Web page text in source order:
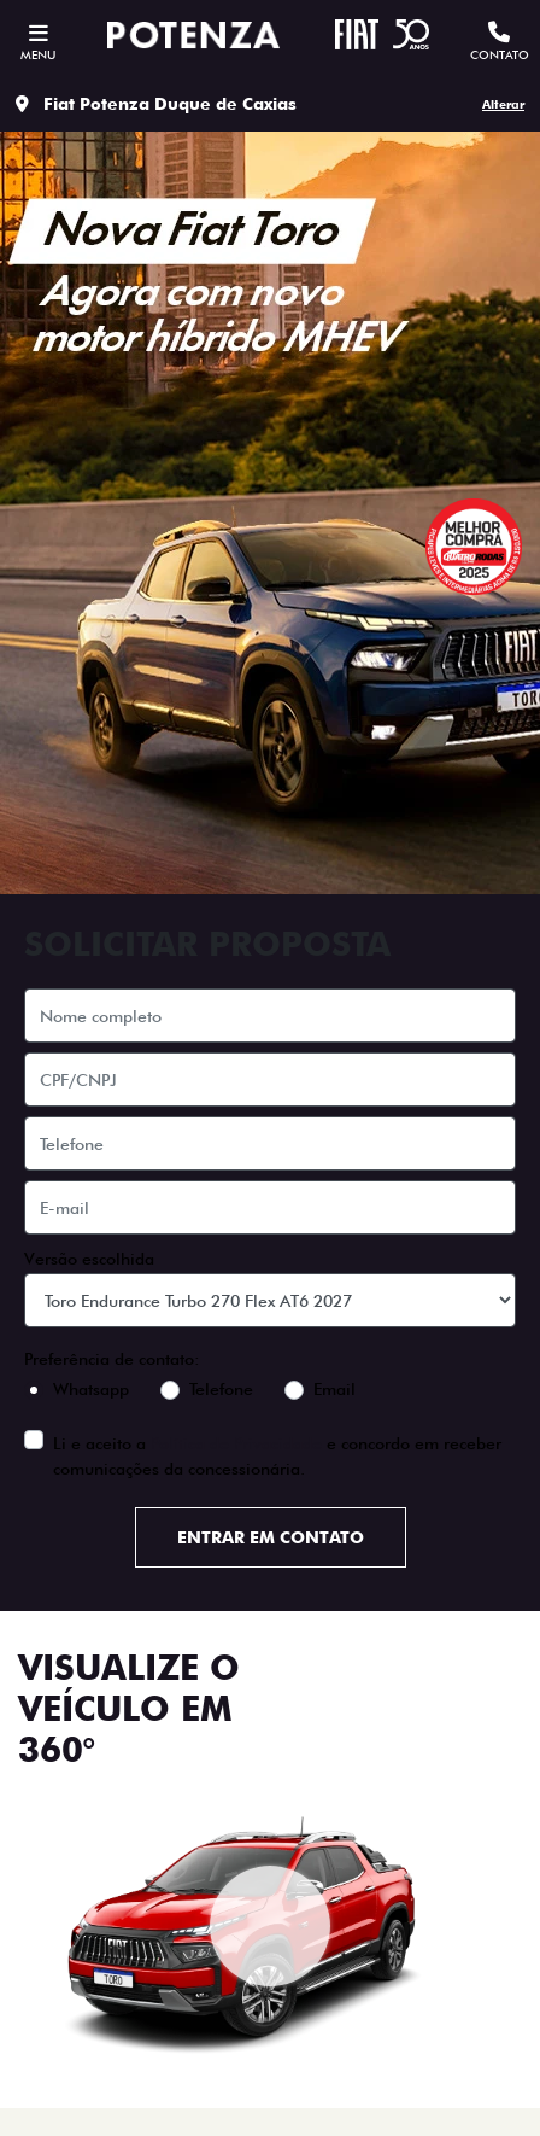
MENU CONTATO
Fiat Potenza Duque de Caxias Alterar
Versão escolhida
Preferência de contato:
Whatsapp
Telefone Email
Li e aceito a
e concordo em receber
comunicações da concessionária.
ENTRAR EM CONTATO
VISUALIZE O
VEÍCULO EM
360°